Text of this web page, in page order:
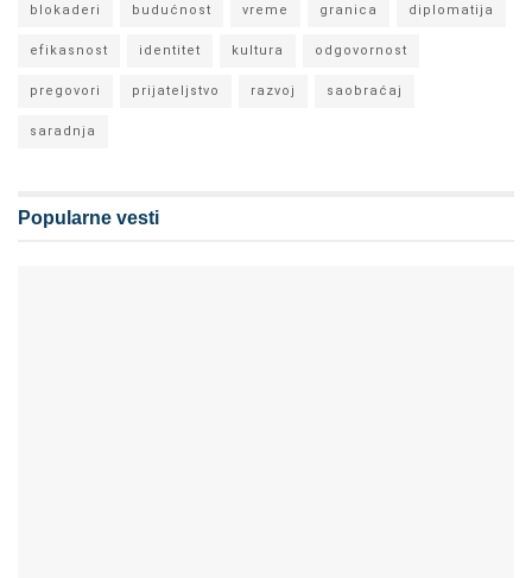
blokaderi budućnost vreme granica diplomatija
efikasnost identitet kultura odgovornost
pregovori prijateljstvo razvoj saobraćaj
saradnja
Popularne vesti